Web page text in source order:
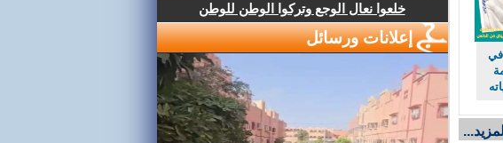
في
المزيد...
خلعوا نعال الوجع وتركوا الوطن للوطن
إعلانات ورسائل